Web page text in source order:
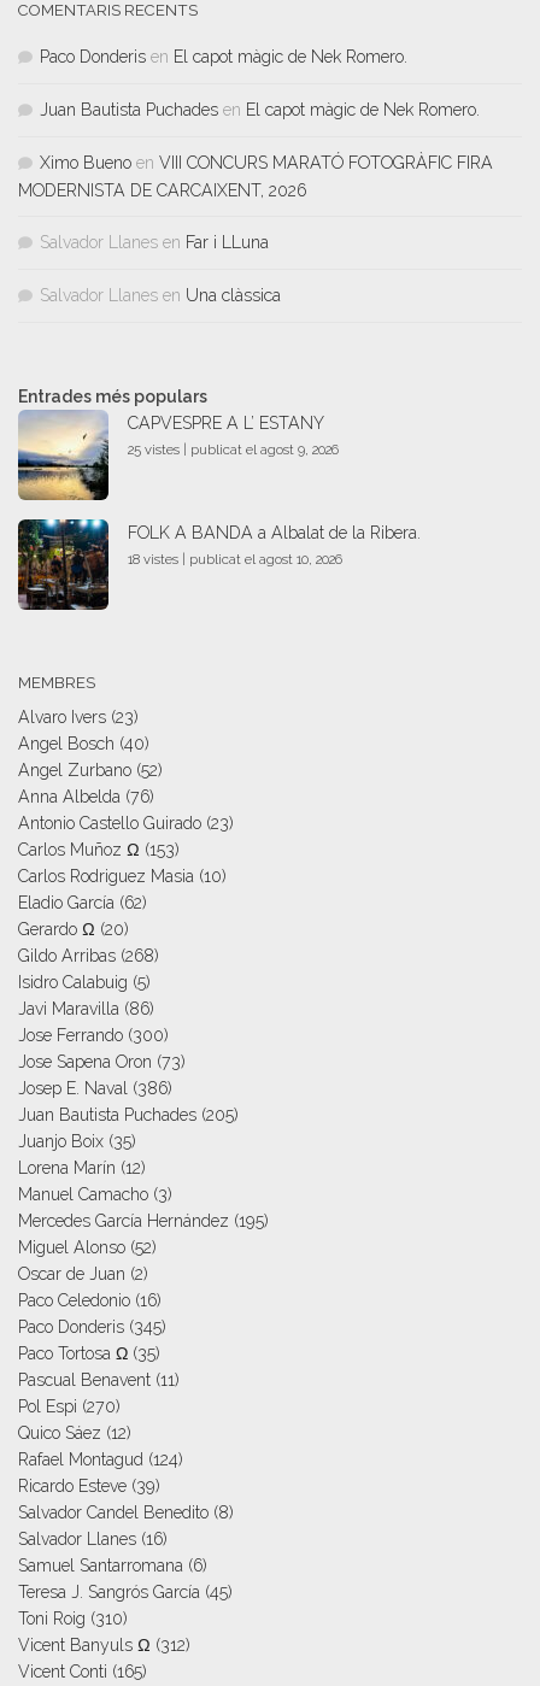
COMENTARIS RECENTS
Paco Donderis en El capot màgic de Nek Romero.
Juan Bautista Puchades en El capot màgic de Nek Romero.
Ximo Bueno en VIII CONCURS MARATÓ FOTOGRÀFIC FIRA
MODERNISTA DE CARCAIXENT, 2026
Salvador Llanes en Far i LLuna
Salvador Llanes en Una clàssica
Entrades més populars
CAPVESPRE A L’ ESTANY
25 vistes | publicat el agost 9, 2026
FOLK A BANDA a Albalat de la Ribera.
18 vistes | publicat el agost 10, 2026
MEMBRES
Alvaro Ivers (23)
Angel Bosch (40)
Angel Zurbano (52)
Anna Albelda (76)
Antonio Castello Guirado (23)
Carlos Muñoz Ω (153)
Carlos Rodriguez Masia (10)
Eladio García (62)
Gerardo Ω (20)
Gildo Arribas (268)
Isidro Calabuig (5)
Javi Maravilla (86)
Jose Ferrando (300)
Jose Sapena Oron (73)
Josep E. Naval
(386)
Juan Bautista Puchades (205)
Juanjo Boix (35)
Lorena Marín (12)
Manuel Camacho (3)
Mercedes García Hernández (195)
Miguel Alonso (52)
Oscar de Juan (2)
Paco Celedonio (16)
Paco Donderis (345)
Paco Tortosa Ω (35)
Pascual Benavent (11)
Pol Espi (270)
Quico Sáez (12)
Rafael Montagud (124)
Ricardo Esteve (39)
Salvador Candel Benedito (8)
Salvador Llanes (16)
Samuel Santarromana (6)
Teresa J. Sangrós García (45)
Toni Roig (310)
Vicent Banyuls Ω (312)
Vicent Conti (165)